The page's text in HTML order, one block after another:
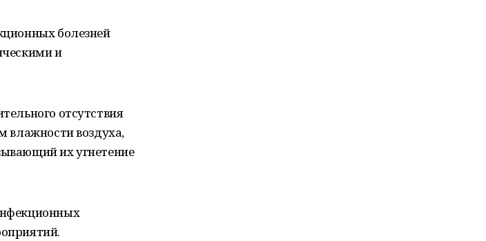
болезней
и
отсутствия
влажности воздуха,
их угнетение